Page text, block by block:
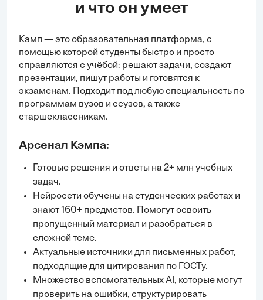
и что он умеет
Кэмп — это образовательная платформа, с
помощью которой студенты быстро и просто
справляются с учёбой: решают задачи, создают
презентации, пишут работы и готовятся к
экзаменам. Подходит под любую специальность по
программам вузов и ссузов, а также
старшеклассникам.
Арсенал Кэмпа:
Готовые решения и ответы на 2+ млн учебных
задач.
Нейросети обучены на студенческих работах и
знают 160+ предметов. Помогут освоить
пропущенный материал и разобраться в
сложной теме.
Актуальные источники для письменных работ,
подходящие для цитирования по ГОСТу.
Множество вспомогательных AI, которые могут
проверить на ошибки, структурировать